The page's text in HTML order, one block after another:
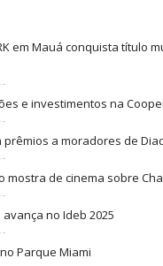
em Mauá conquista título
e investimentos na
prêmios a moradores de
mostra de cinema sobre
no Ideb 2025
Parque Miami